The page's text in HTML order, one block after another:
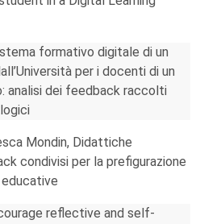
formativo digitale di un
per i docenti di un
analisi dei feedback raccolti
Mondin, Didattiche
condivisi per la prefigurazione
reflective and self-